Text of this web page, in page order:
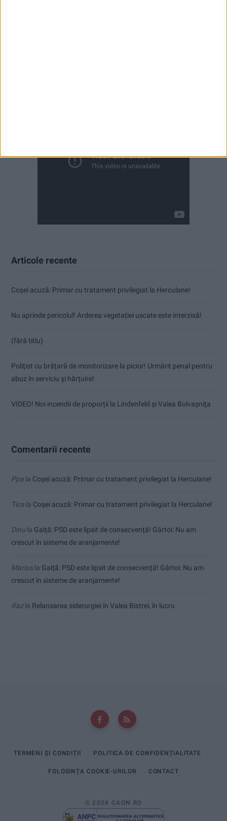
Articole recente
Coșei acuză: Primar cu tratament privilegiat la Herculane!
Nu aprinde pericolul! Arderea vegetației uscate este interzisă!
(fără titlu)
Polițist cu brățară de monitorizare la picior! Urmărit penal pentru
abuz în serviciu și hărțuire!
VIDEO! Noi incendii de proporții la Lindenfeld și Valea Bolvașnița
Comentarii recente
Ppa la Coșei acuză: Primar cu tratament privilegiat la Herculane!
Tica la Coșei acuză: Primar cu tratament privilegiat la Herculane!
Dinu la Gaiţă: PSD este lipsit de consecvență! Gârtoi: Nu am
crescut în sisteme de aranjamente!
Mariusla Gaiţă: PSD este lipsit de consecvență! Gârtoi: Nu am
crescut în sisteme de aranjamente!
Razla Relansarea siderurgiei în Valea Bistrei, în lucru
TERMENI ȘI CONDIȚII POLITICA DE CONFIDENȚIALITATE
FOLOSINȚA COOKIE-URILOR CONTACT
© 2026 CAON.RO